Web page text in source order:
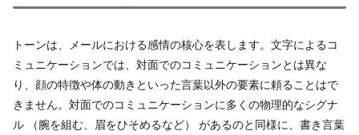
トーンは、メールにおける感情の核心を表します。文字によるコ
ミュニケーションでは、対面でのコミュニケーションとは異な
り、顔の特徴や体の動きといった言葉以外の要素に頼ることはで
きません。対面でのコミュニケーションに多くの物理的なシグナ
ル （腕を組む、眉をひそめるなど） があるのと同様に、書き言葉